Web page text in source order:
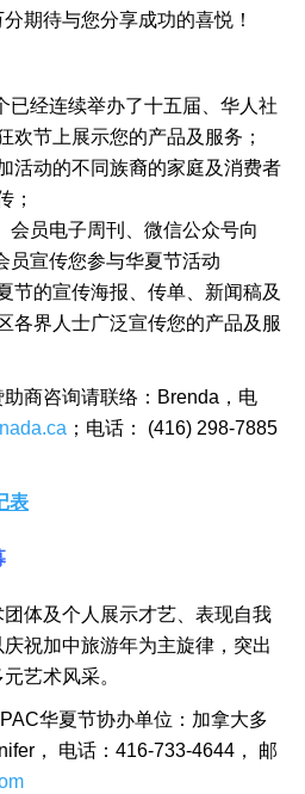
期待与您分享成功的喜悦！
已经连续举办了十五届、华人社
欢节上展示您的产品及服务；
活动的不同族裔的家庭及消费者
；
会员电子周刊、微信公众号向
员宣传您参与华夏节活动
节的宣传海报、传单、新闻稿及
各界人士广泛宣传您的产品及服
商咨询请联络：Brenda，电
；电话： (416) 298-7885
表
体及个人展示才艺、表现自我
祝加中旅游年为主旋律，突出
艺术风采。
华夏节协办单位：加拿大多
， 电话：416-733-4644， 邮